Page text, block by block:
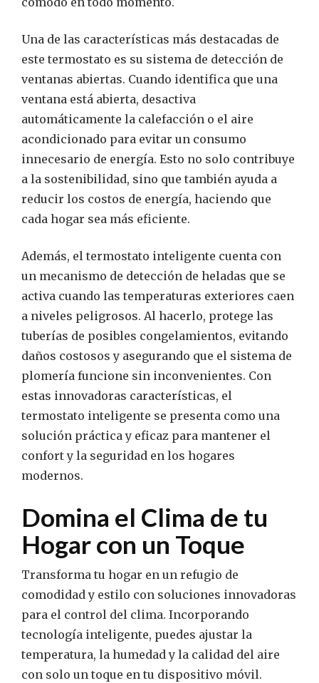
Una de las características más destacadas de
este termostato es su sistema de detección de
ventanas abiertas. Cuando identifica que una
ventana está abierta, desactiva
automáticamente la calefacción o el aire
acondicionado para evitar un consumo
innecesario de energía. Esto no solo contribuye
a la sostenibilidad, sino que también ayuda a
reducir los costos de energía, haciendo que
cada hogar sea más eficiente.
Además, el termostato inteligente cuenta con
un mecanismo de detección de heladas que se
activa cuando las temperaturas exteriores caen
a niveles peligrosos. Al hacerlo, protege las
tuberías de posibles congelamientos, evitando
daños costosos y asegurando que el sistema de
plomería funcione sin inconvenientes. Con
estas innovadoras características, el
termostato inteligente se presenta como una
solución práctica y eficaz para mantener el
confort y la seguridad en los hogares
modernos.
Domina el Clima de tu
Hogar con un Toque
Transforma tu hogar en un refugio de
comodidad y estilo con soluciones innovadoras
para el control del clima. Incorporando
tecnología inteligente, puedes ajustar la
temperatura, la humedad y la calidad del aire
con solo un toque en tu dispositivo móvil.